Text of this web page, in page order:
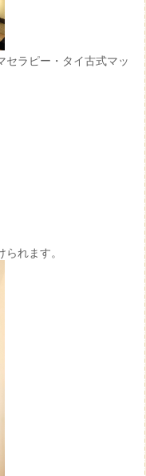
セラピー・タイ古式マッ
れます。